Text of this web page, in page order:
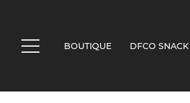
Skip
BOUTIQUE DFCO SNACK